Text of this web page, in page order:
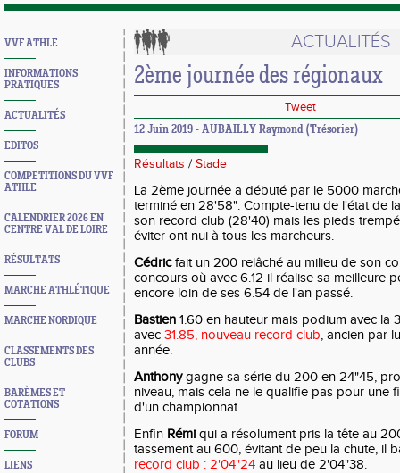
VVF ATHLE
INFORMATIONS
PRATIQUES
ACTUALITÉS
EDITOS
COMPETITIONS DU VVF
ATHLE
CALENDRIER 2026 EN
CENTRE VAL DE LOIRE
RÉSULTATS
MARCHE ATHLÉTIQUE
MARCHE NORDIQUE
CLASSEMENTS DES
CLUBS
BARÈMES ET
COTATIONS
FORUM
LIENS
ACTUALITÉS
2ème journée des régionaux
Tweet
12 Juin 2019 - AUBAILLY Raymond (Trésorier)
Résultats / Stade
La 2ème journée a débuté par le 5000
terminé en 28'58". Compte-tenu de l'état de
son record club (28'40) mais les pieds
éviter ont nui à tous les marcheurs.
Cédricfait un 200 relâché au milieu de son
concours où avec 6.12 il réalise sa meilleure
encore loin de ses 6.54 de l'an passé.
Bastien 1.60 en hauteur mais podium avec la
avec 31.85, nouveau record club, ancien par
année.
Anthonygagne sa série du 200 en 24"45,
niveau, mais cela ne le qualifie pas pour une
d'un championnat.
Enfin Rémi qui a résolument pris la tête au
tassement au 600, évitant de peu la chute, il
record club : 2'04"24 au lieu de 2'04"38.